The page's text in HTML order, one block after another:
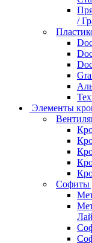
/
Элементы
Cофиты